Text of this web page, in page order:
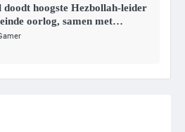
doodt hoogste Hezbollah-leider
oorlog, samen met
omwonenden